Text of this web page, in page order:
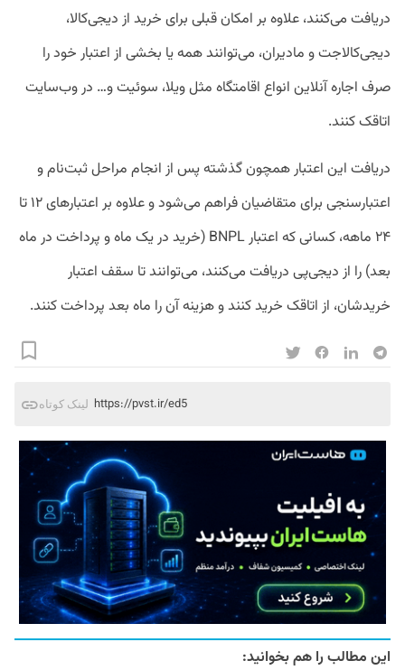
دریافت می‌کنند، علاوه بر امکان قبلی برای خرید از دیجی‌کالا،
دیجی‌کالاجت و مادیران، می‌توانند همه یا بخشی از اعتبار خود را
صرف اجاره آنلاین انواع اقامتگاه مثل ویلا، سوئیت و… در وب‌سایت
اتاقک کنند.
دریافت این اعتبار همچون گذشته پس از انجام مراحل ثبت‌نام و
اعتبارسنجی برای متقاضیان فراهم می‌شود و علاوه بر اعتبارهای ۱۲ تا
۲۴ ماهه، کسانی که اعتبار BNPL (خرید در یک ماه و پرداخت در ماه
بعد) را از دیجی‌پی دریافت می‌کنند، می‌توانند تا سقف اعتبار
خریدشان، از اتاقک خرید کنند و هزینه آن را ماه بعد پرداخت کنند.
لینک کوتاه https://pvst.ir/ed5
این مطالب را هم بخوانید: